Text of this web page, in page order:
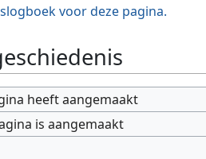
voor deze pagina.
heeft aangemaakt
is aangemaakt